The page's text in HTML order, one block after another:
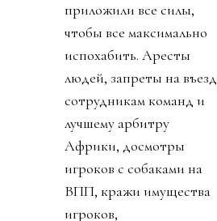
приложили все силы,
чтобы все максимально
испохабить. Аресты
людей, запреты на въезд
сотрудникам команд и
лучшему арбитру
Африки, досмотры
игроков с собаками на
ВПП, кражи имущества
игроков,